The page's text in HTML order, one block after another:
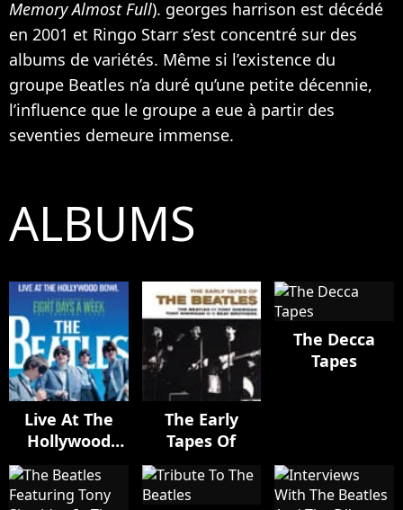
Memory Almost Full). georges harrison est décédé
en 2001 et Ringo Starr s’est concentré sur des
albums de variétés. Même si l’existence du
groupe Beatles n’a duré qu’une petite décennie,
l’influence que le groupe a eue à partir des
seventies demeure immense.
ALBUMS
Live At The
Hollywood
The Early
Tapes Of
The Decca
Tapes